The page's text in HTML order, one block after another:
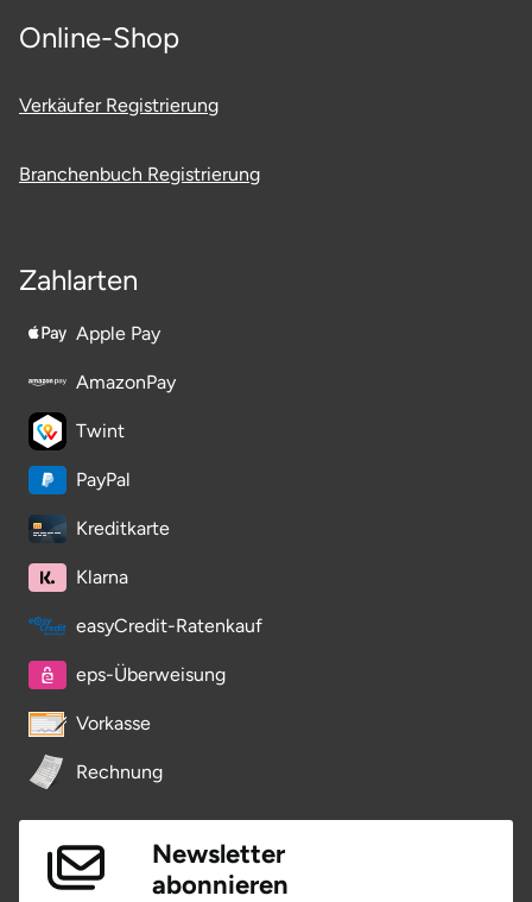
Online-Shop
Verkäufer Registrierung
Branchenbuch Registrierung
Zahlarten
Apple Pay
AmazonPay
Twint
PayPal
Kreditkarte
Klarna
easyCredit-Ratenkauf
eps-Überweisung
Vorkasse
Rechnung
Newsletter
abonnieren